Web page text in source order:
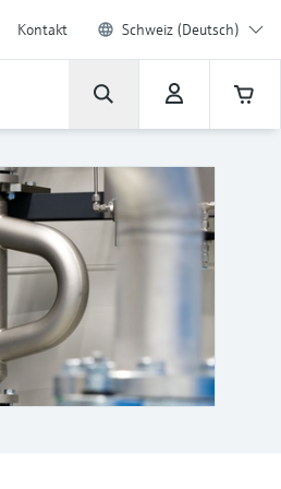
Kontakt Schweiz (Deutsch)